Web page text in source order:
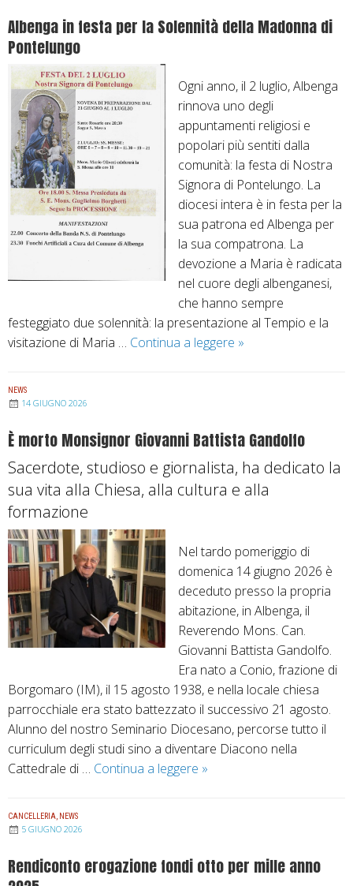
o
.
C
a
l
o
g
e
r
o
M
a
r
i
n
v
o
P
i
d
e
n
t
e
d
e
l
l
a
r
Albenga in festa per la Solennità della Madonna di
Pontelungo
Ogni anno, il 2 luglio, Albenga
rinnova uno degli
appuntamenti religiosi e
popolari più sentiti dalla
comunità: la festa di Nostra
Signora di Pontelungo. La
diocesi intera è in festa per la
sua patrona ed Albenga per
la sua compatrona. La
devozione a Maria è radicata
nel cuore degli albenganesi,
che hanno sempre
festeggiato due solennità: la presentazione al Tempio e la
visitazione di Maria … Continua a leggere A
g
a
n
s
t
a
p
e
r
a
S
o
l
à
»
NEWS
14 GIUGNO 2026
È morto Monsignor Giovanni Battista Gandolfo
Sacerdote, studioso e giornalista, ha dedicato la
sua vita alla Chiesa, alla cultura e alla
formazione
Nel tardo pomeriggio di
domenica 14 giugno 2026 è
deceduto presso la propria
abitazione, in Albenga, il
Reverendo Mons. Can.
Giovanni Battista Gandolfo.
Era nato a Conio, frazione di
Borgomaro (IM), il 15 agosto 1938, e nella locale chiesa
parrocchiale era stato battezzato il successivo 21 agosto.
Alunno del nostro Seminario Diocesano, percorse tutto il
curriculum degli studi sino a diventare Diacono nella
Cattedrale di … Continua a leggere È
o
»
CANCELLERIA, NEWS
5 GIUGNO 2026
Rendiconto erogazione fondi otto per mille anno